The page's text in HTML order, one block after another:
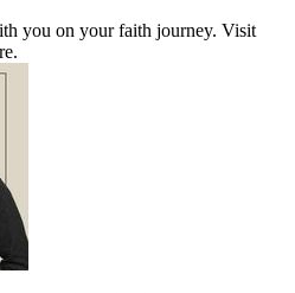
you on your faith journey. Visit